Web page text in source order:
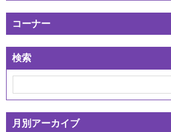
コーナー
検索
月別アーカイブ